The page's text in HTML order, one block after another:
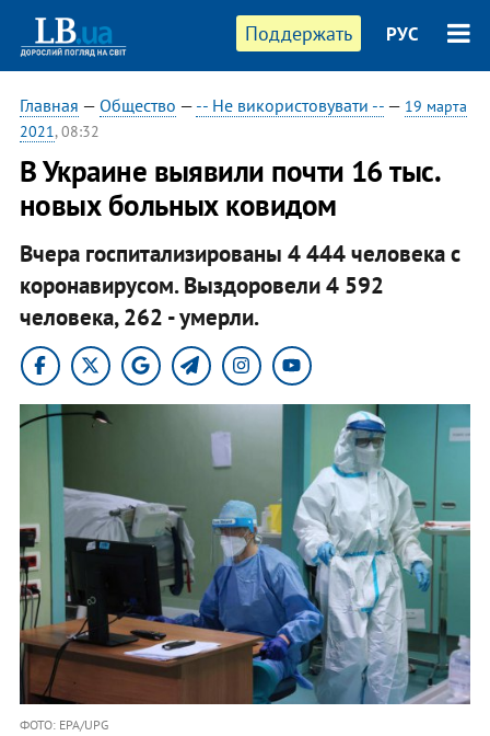
Поддержать РУС
Главная — Общество — -- Не використовувати --— 19 марта
2021, 08:32
В Украине выявили почти 16 тыс.
новых больных ковидом
Вчера госпитализированы 4 444 человека с
коронавирусом. Выздоровели 4 592
человека, 262 - умерли.
ФОТО: EPA/UPG